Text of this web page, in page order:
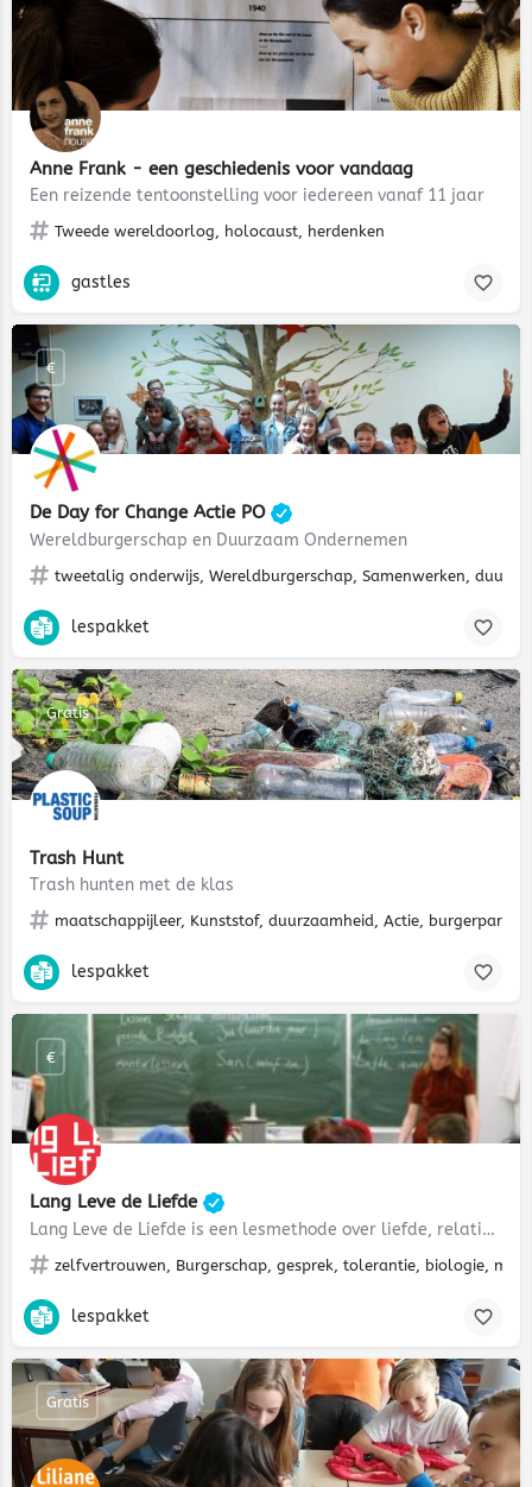
Anne Frank - een geschiedenis voor vandaag
Een reizende tentoonstelling voor iedereen vanaf 11 jaar
Tweede wereldoorlog, holocaust, herdenken
gastles
De Day for Change Actie PO
Wereldburgerschap en Duurzaam Ondernemen
tweetalig onderwijs, Wereldburgerschap, Samenwerken,
€
lespakket
Trash Hunt
Trash hunten met de klas
maatschappijleer, Kunststof, duurzaamheid, Actie,
Gratis
lespakket
Lang Leve de Liefde
Lang Leve de Liefde is een lesmethode over liefde, relaties, veilig vrijen en seksualiteit voor het…
zelfvertrouwen, Burgerschap, gesprek, tolerantie, biologie,
€
lespakket
Gratis